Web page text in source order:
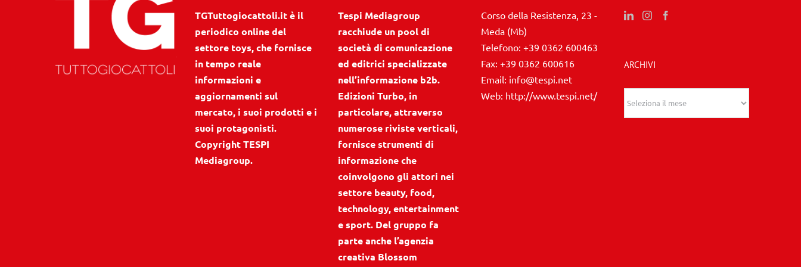
TGTuttogiocattoli.it è il
periodico online del
settore toys, che fornisce
in tempo reale
informazioni e
aggiornamenti sul
mercato, i suoi prodotti e i
suoi protagonisti.
Copyright TESPI
Mediagroup.
Tespi Mediagroup
racchiude un pool di
società di comunicazione
ed editrici specializzate
nell’informazione b2b.
Edizioni Turbo, in
particolare, attraverso
numerose riviste verticali,
fornisce strumenti di
informazione che
coinvolgono gli attori nei
settore beauty, food,
technology, entertainment
e sport. Del gruppo fa
parte anche l’agenzia
creativa Blossom
Corso della Resistenza, 23 -
Meda (Mb)
Telefono: +39 0362 600463
Fax: +39 0362 600616
Email: info@tespi.net
Web: http://www.tespi.net/
ARCHIVI